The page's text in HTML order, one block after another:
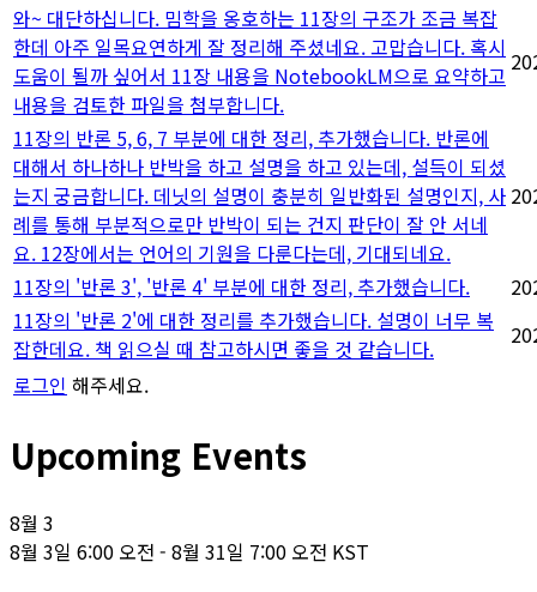
와~ 대단하십니다. 밈학을 옹호하는 11장의 구조가 조금 복잡
한데 아주 일목요연하게 잘 정리해 주셨네요. 고맙습니다. 혹시
도움이 될까 싶어서 11장 내용을 NotebookLM으로 요약하고
내용을 검토한 파일을 첨부합니다.
11장의 반론 5, 6, 7 부분에 대한 정리, 추가했습니다. 반론에
대해서 하나하나 반박을 하고 설명을 하고 있는데, 설득이 되셨
는지 궁금합니다. 데닛의 설명이 충분히 일반화된 설명인지, 사
례를 통해 부분적으로만 반박이 되는 건지 판단이 잘 안 서네
요. 12장에서는 언어의 기원을 다룬다는데, 기대되네요.
11장의 '반론 3', '반론 4' 부분에 대한 정리, 추가했습니다.
11장의 '반론 2'에 대한 정리를 추가했습니다. 설명이 너무 복
잡한데요. 책 읽으실 때 참고하시면 좋을 것 같습니다.
로그인 해주세요.
Upcoming Events
8월 3
8월 3일 6:00 오전 - 8월 31일 7:00 오전 KST